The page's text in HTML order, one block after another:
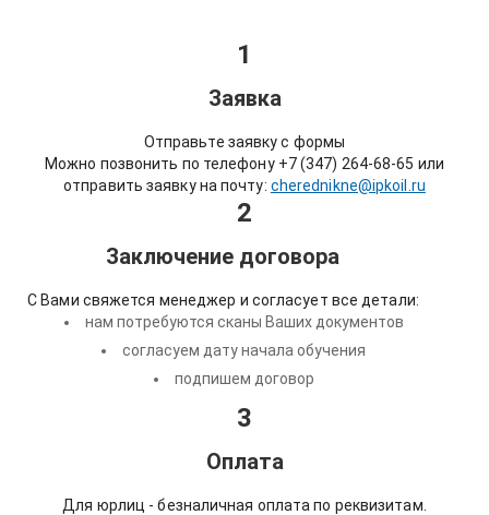
1
Заявка
Отправьте заявку с формы
Можно позвонить по телефону +7 (347) 264-68-65 или
отправить заявку на почту: cherednikne@ipkoil.ru
2
Заключение договора
С Вами свяжется менеджер и согласует все детали:
нам потребуются сканы Ваших документов
согласуем дату начала обучения
подпишем договор
3
Оплата
Для юрлиц - безналичная оплата по реквизитам.